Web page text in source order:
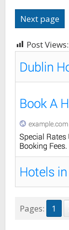
Next page
Post Views:
Pages: 1